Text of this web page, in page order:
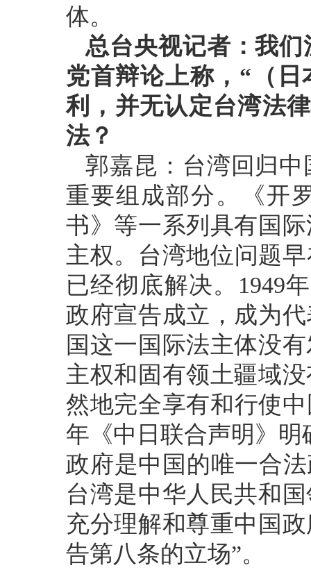
体。
总台央视记者：我
党首辩论上称，“（日
利，并无认定台湾法
法？
郭嘉昆：台湾回归
重要组成部分。《开
书》等一系列具有国
主权。台湾地位问题
已经彻底解决。1949
政府宣告成立，成为
国这一国际法主体没
主权和固有领土疆域
然地完全享有和行使
年《中日联合声明》
政府是中国的唯一合
台湾是中华人民共和
充分理解和尊重中国
告第八条的立场”。